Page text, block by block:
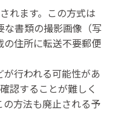
れます。この方式は
な書類の撮影画像（写
の住所に転送不要郵便
行われる可能性があ
認することが難しく
方法も廃止される予